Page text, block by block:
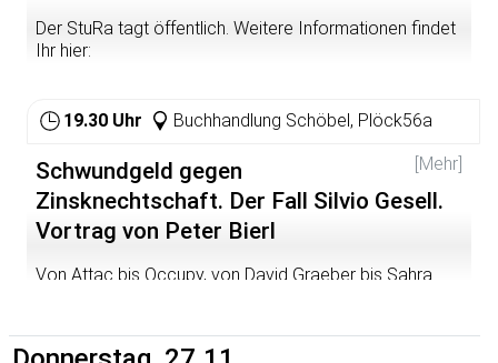
Der StuRa tagt öffentlich. Weitere Informationen findet
Ihr hier:
heidelberg.de/studierendenrat/protokolle-
antraege-beschluesse-1-legislatur.html
19.30 Uhr Buchhandlung Schöbel, Plöck56a
[Mehr]
Schwundgeld gegen
Zinsknechtschaft. Der Fall Silvio Gesell.
Vortrag von Peter Bierl
Von Attac bis Occupy, von David Graeber bis Sahra
Geld für die Menschen da ist“. Da liegt die Idee nicht